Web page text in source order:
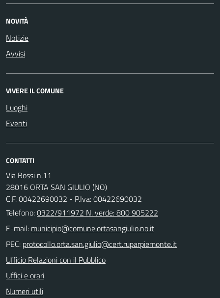
NOVITÀ
Notizie
Avvisi
VIVERE IL COMUNE
Luoghi
Eventi
CONTATTI
Via Bossi n.11
28016 ORTA SAN GIULIO (NO)
C.F. 00422690032 - P.Iva: 00422690032
Telefono:0322/911972 N. verde: 800 905222
E-mail:
PEC:
Ufficio Relazioni con il Pubblico
Uffici e orari
Numeri utili